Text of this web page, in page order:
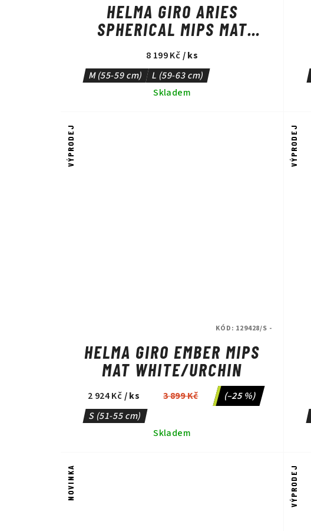
HELMA GIRO ARIES
SPHERICAL MIPS MAT
FLAME RED
8 199 Kč/ ks
M (55-59 cm)
L (59-63 cm)
Skladem
VÝPRODEJ
HELMA GIRO EMBER MIPS
MAT WHITE/URCHIN
2 924 Kč/ ks 3 899 Kč
(–25 %)
S (51-55 cm)
Skladem
KÓD: 129428/S -
VÝPRODEJ
NOVINKA VÝPRODEJ